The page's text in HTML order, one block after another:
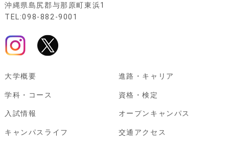
沖縄県島尻郡与那原町東浜1
TEL:098-882-9001
大学概要
学科・コース
入試情報
キャンパスライフ
進路・キャリア
資格・検定
オープンキャンパス
交通アクセス